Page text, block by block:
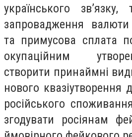
українського
запровадження валюти
та примусова сплата
окупаційним
створити принаймні
нового квазіутворення
російського
згодувати росіянам